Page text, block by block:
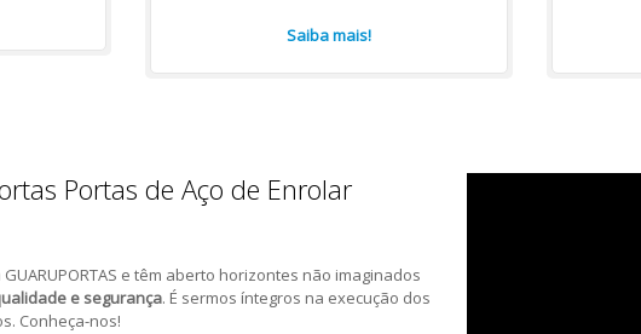
Saiba mais!
Portas de Aço de Enrolar
e têm aberto horizontes não imaginados
e segurança. É sermos íntegros na execução dos
Conheça-nos!